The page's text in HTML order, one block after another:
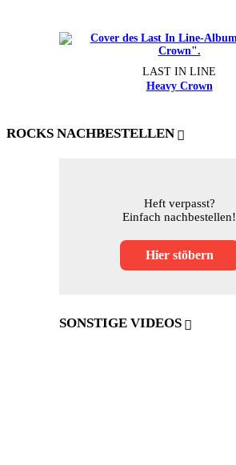
LAST IN LINE
Heavy Crown
ROCKS NACHBESTELLEN
Heft verpasst?
Einfach nachbestellen!
Hier stöbern
SONSTIGE VIDEOS